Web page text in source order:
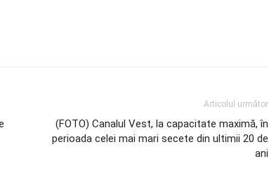
Articolul următor
(FOTO) Canalul Vest, la capacitate maximă, în
perioada celei mai mari secete din ultimii 20 de
ani